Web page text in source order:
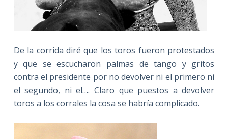
De la corrida diré que los toros fueron protestados
y que se escucharon palmas de tango y gritos
contra el presidente por no devolver ni el primero ni
el segundo, ni el…. Claro que puestos a devolver
toros a los corrales la cosa se habría complicado.